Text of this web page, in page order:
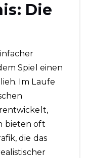
Die
Spiel einen
Im Laufe
bieten oft
die das